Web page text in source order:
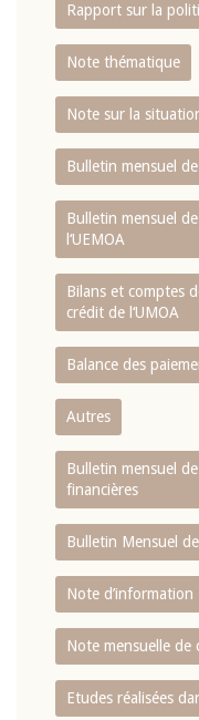
Rapport sur la
Note thématique
Note sur la
Bulletin mensuel
Bulletin mensuel
l‘UEMOA
Bilans et comptes
crédit de l‘UMOA
Balance des
Autres
Bulletin mensuel
financières
Bulletin Mensuel
Note d’information
Note mensuelle de
Etudes réalisées